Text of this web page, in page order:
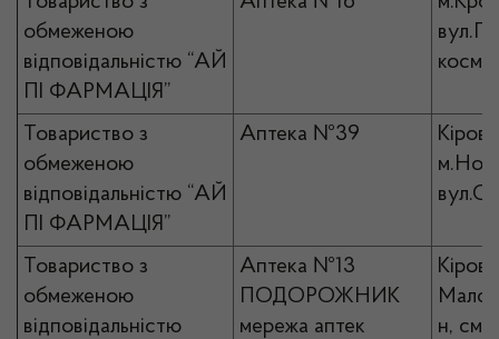
обмеженою
відповідальністю “АЙ
ПІ ФАРМАЦІЯ”
Товариство з
обмеженою
відповідальністю “АЙ
ПІ ФАРМАЦІЯ”
Аптека №39
Товариство з
обмеженою
відповідальністю
Аптека №13
ПОДОРОЖНИК
мережа аптек
н, смт